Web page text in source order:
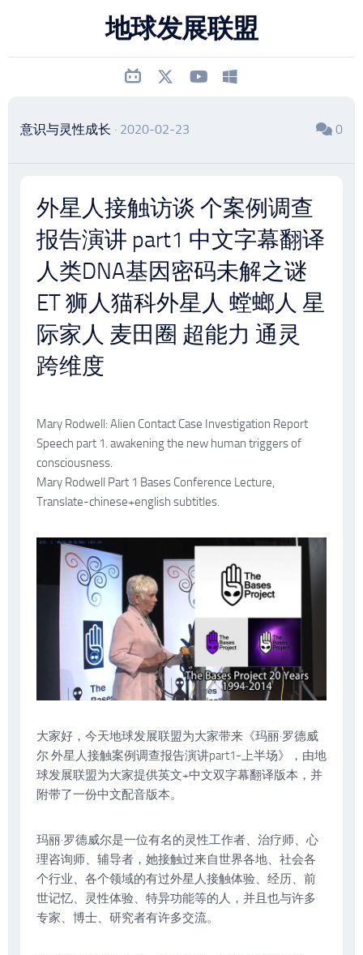
地球发展联盟
意识与灵性成长 · 2020-02-23 0
外星人接触访谈 个案例调查
报告演讲 part1 中文字幕翻译
人类DNA基因密码未解之谜
ET 狮人猫科外星人 螳螂人 星
际家人 麦田圈 超能力 通灵
跨维度
Mary Rodwell: Alien Contact Case Investigation Report
Speech part 1. awakening the new human triggers of
consciousness.
Mary Rodwell Part 1 Bases Conference Lecture,
Translate-chinese+english subtitles.
大家好，今天地球发展联盟为大家带来《玛丽·罗德威
尔 外星人接触案例调查报告演讲part1-上半场》，由地
球发展联盟为大家提供英文+中文双字幕翻译版本，并
附带了一份中文配音版本。
玛丽·罗德威尔是一位有名的灵性工作者、治疗师、心
理咨询师、辅导者，她接触过来自世界各地、社会各
个行业、各个领域的有过外星人接触体验、经历、前
世记忆、灵性体验、特异功能等的人，并且也与许多
专家、博士、研究者有许多交流。